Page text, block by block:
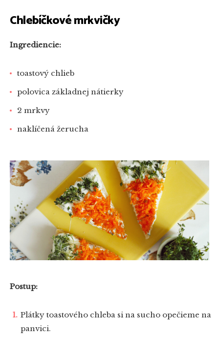
Chlebíčkové mrkvičky
Ingrediencie:
toastový chlieb
polovica základnej nátierky
2 mrkvy
naklíčená žerucha
Postup:
Plátky toastového chleba si na sucho opečieme na
panvici.